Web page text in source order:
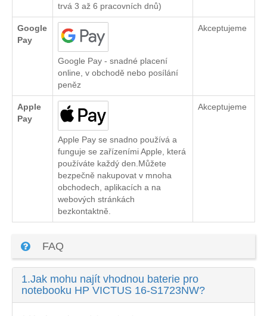
trvá 3 až 6 pracovních dnů)
Google
Pay
Google Pay - snadné placení
online, v obchodě nebo posílání
peněz
Akceptujeme
Apple
Pay
Apple Pay se snadno používá a
funguje se zařízeními Apple, která
používáte každý den.Můžete
bezpečně nakupovat v mnoha
obchodech, aplikacích a na
webových stránkách
bezkontaktně.
Akceptujeme
FAQ
1.Jak mohu najít vhodnou baterie pro
notebooku HP VICTUS 16-S1723NW?